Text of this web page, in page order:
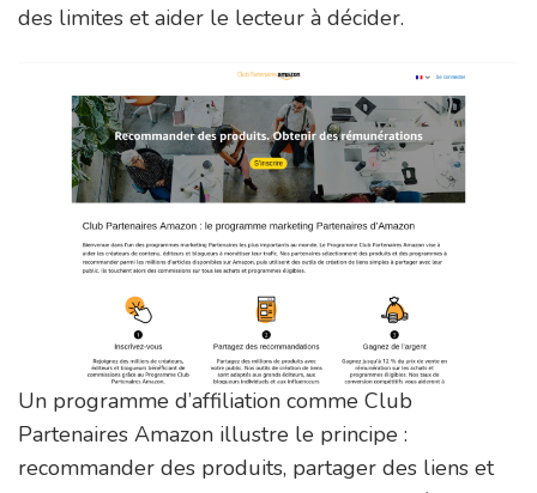
des limites et aider le lecteur à décider.
Un programme d’affiliation comme Club
Partenaires Amazon illustre le principe :
recommander des produits, partager des liens et